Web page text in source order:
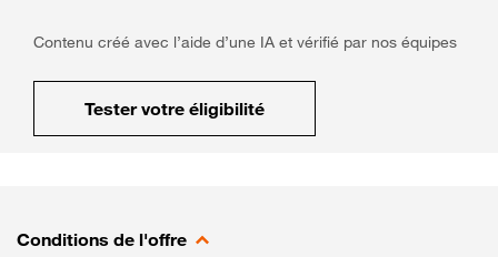
Contenu créé avec l’aide d’une IA et vérifié par nos équipes
Tester votre éligibilité
Conditions de l'offre